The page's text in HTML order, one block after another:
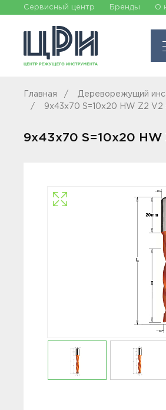
Сервисный центр Бренды О
Главная Дереворежущий
9x43x70 S=10x20 HW Z2 V2
9x43x70 S=10x20